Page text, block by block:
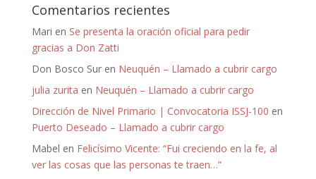
Comentarios recientes
Mari en Se presenta la oración oficial para pedir
gracias a Don Zatti
Don Bosco Suren Neuquén – Llamado a cubrir cargo
julia zurita en Neuquén – Llamado a cubrir cargo
Dirección de Nivel Primario | Convocatoria ISSJ-100 en
Puerto Deseado – Llamado a cubrir cargo
Mabel en Felicísimo Vicente: “Fui creciendo en la fe, al
ver las cosas que las personas te traen…”